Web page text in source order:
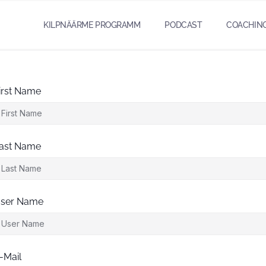
KILPNÄÄRME PROGRAMM PODCAST
Name
Name
Name
Mail